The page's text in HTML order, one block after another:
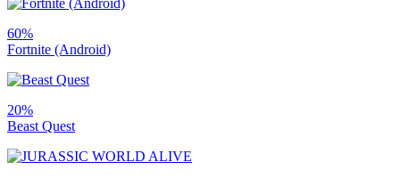
60%
Fortnite (Android)
20%
Beast Quest